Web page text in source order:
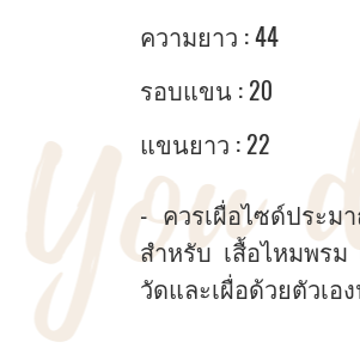
ความยาว : 44
รอบแขน : 20
แขนยาว : 22
- ควรเผื่อไซด์ประม
สำหรับ เสื้อไหมพร
วัดและเผื่อด้วยตัวเอ